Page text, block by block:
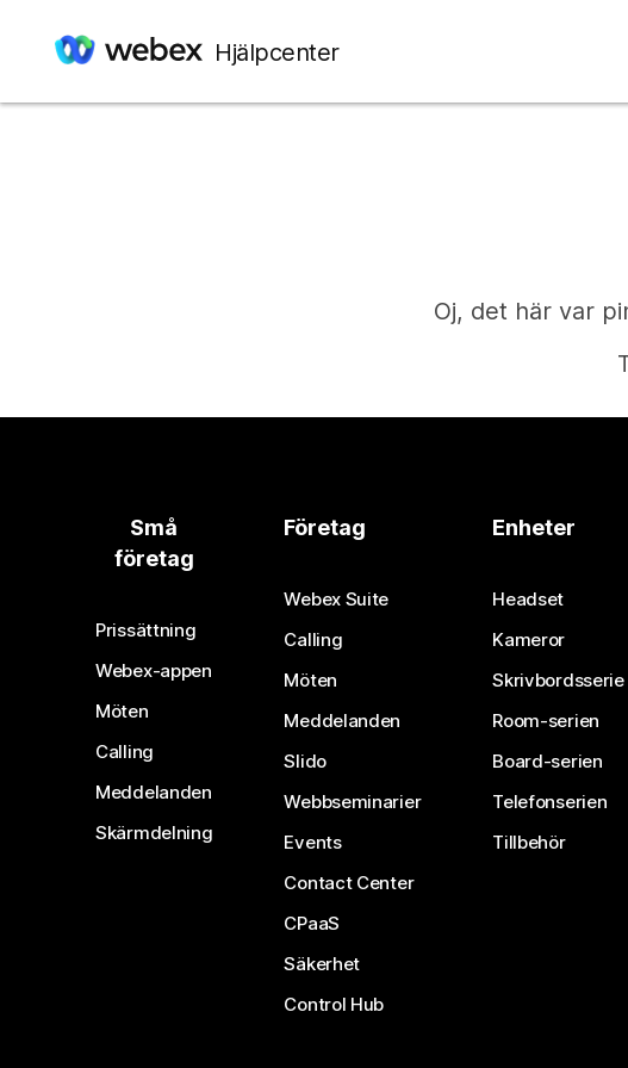
Hjälpcenter
Oj, det här var
Små
företag
Prissättning
Webex-appen
Möten
Calling
Meddelanden
Skärmdelning
Företag
Webex Suite
Calling
Möten
Meddelanden
Slido
Webbseminarier
Events
Contact Center
CPaaS
Säkerhet
Control Hub
Enheter
Headset
Kameror
Skrivbordsserie
Room-serien
Board-serien
Telefonserien
Tillbehör